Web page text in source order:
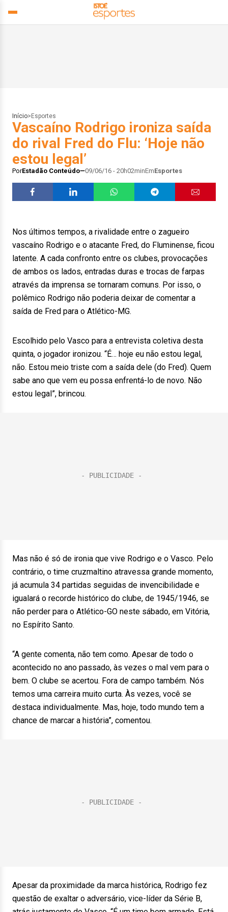
Início> Esportes
Vascaíno Rodrigo ironiza saída
do rival Fred do Flu: ‘Hoje não
estou legal’
PorEstadão Conteúdo 09/06/16 - 20h02minEmEsportes
Nos últimos tempos, a rivalidade entre o zagueiro
vascaíno Rodrigo e o atacante Fred, do Fluminense, ficou
latente. A cada confronto entre os clubes, provocações
de ambos os lados, entradas duras e trocas de farpas
através da imprensa se tornaram comuns. Por isso, o
polêmico Rodrigo não poderia deixar de comentar a
saída de Fred para o Atlético-MG.
Escolhido pelo Vasco para a entrevista coletiva desta
quinta, o jogador ironizou. “É… hoje eu não estou legal,
não. Estou meio triste com a saída dele (do Fred). Quem
sabe ano que vem eu possa enfrentá-lo de novo. Não
estou legal”, brincou.
Mas não é só de ironia que vive Rodrigo e o Vasco. Pelo
contrário, o time cruzmaltino atravessa grande momento,
já acumula 34 partidas seguidas de invencibilidade e
igualará o recorde histórico do clube, de 1945/1946, se
não perder para o Atlético-GO neste sábado, em Vitória,
no Espírito Santo.
“A gente comenta, não tem como. Apesar de todo o
acontecido no ano passado, às vezes o mal vem para o
bem. O clube se acertou. Fora de campo também. Nós
temos uma carreira muito curta. Às vezes, você se
destaca individualmente. Mas, hoje, todo mundo tem a
chance de marcar a história”, comentou.
Apesar da proximidade da marca histórica, Rodrigo fez
questão de exaltar o adversário, vice-líder da Série B,